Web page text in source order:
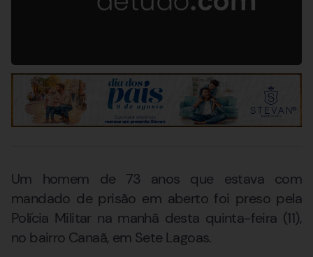
Um homem de 73 anos que estava com
mandado de prisão em aberto foi preso pela
Polícia Militar na manhã desta quinta-feira (11),
no bairro Canaã, em Sete Lagoas.